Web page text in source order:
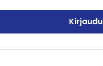
Kirjaudu